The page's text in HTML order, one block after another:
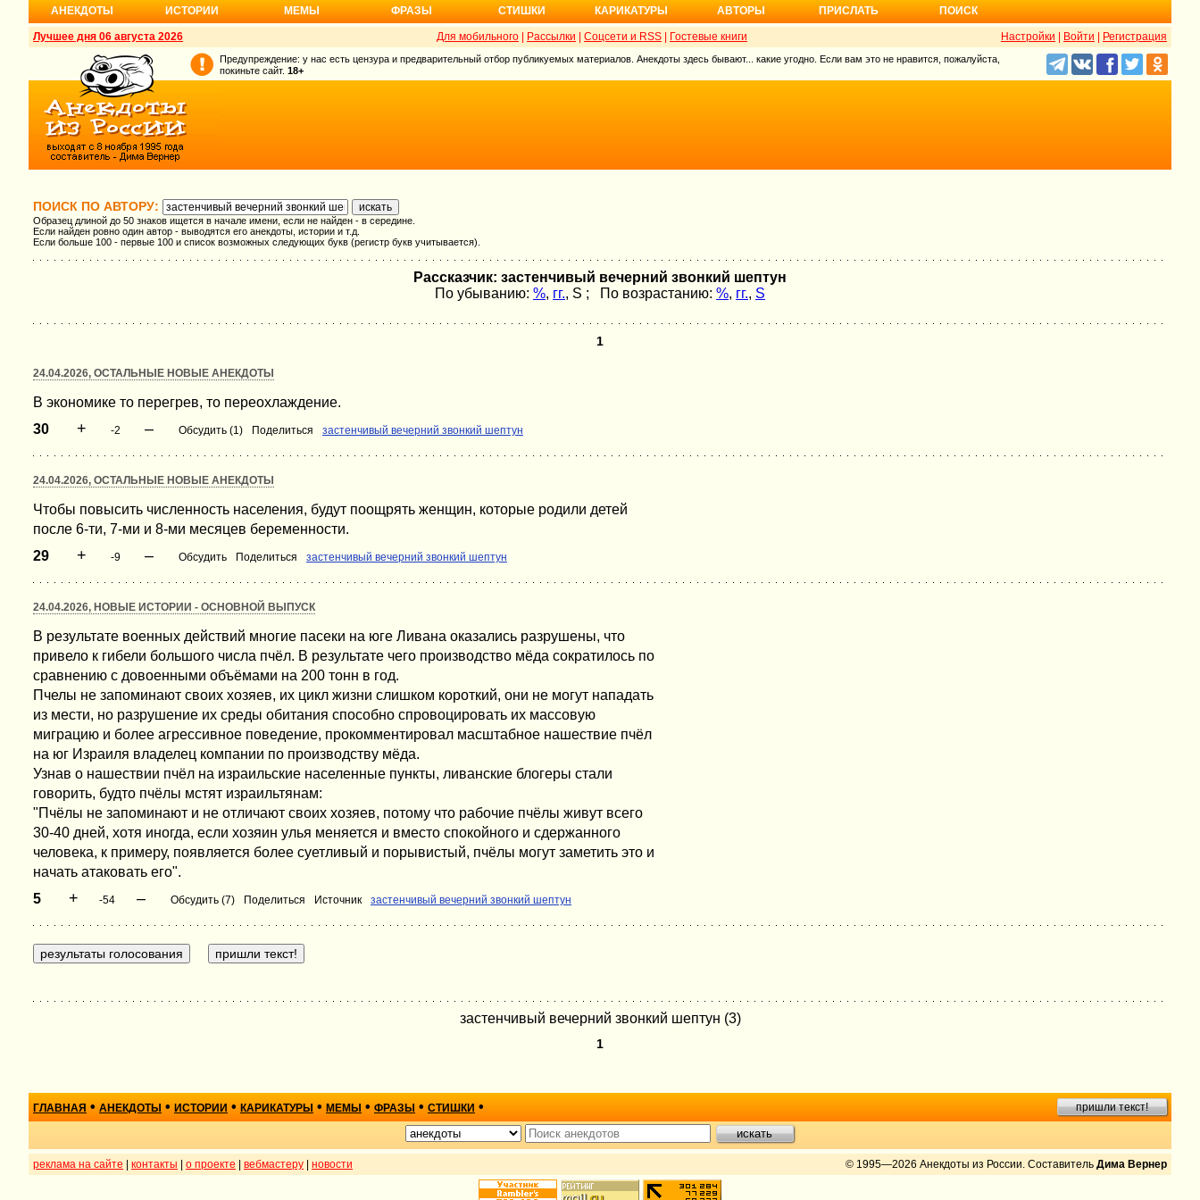
АНЕКДОТЫ ИСТОРИИ МЕМЫ ФРАЗЫ СТИШКИ КАРИКАТУРЫ АВТОРЫ ПРИСЛАТЬ ПОИСК
Лучшее дня 06 августа 2026 Настройки Войти Регистрация
Для мобильного Рассылки Соцсети и RSS Гостевые книги
Предупреждение: у нас есть цензура и предварительный отбор публикуемых материалов. Анекдоты здесь бывают... какие угодно. Если вам это не нравится, пожалуйста,
покиньте сайт. 18+
ПОИСК ПО АВТОРУ:
Образец длиной до 50 знаков ищется в начале имени, если не найден - в середине.
Если найден ровно один автор - выводятся его анекдоты, истории и т.д.
Если больше 100 - первые 100 и список возможных следующих букв (регистр букв учитывается).
Рассказчик: застенчивый вечерний звонкий шептун
По убыванию: %, гг., S ; По возрастанию: %, гг., S
1
24.04.2026, ОСТАЛЬНЫЕ НОВЫЕ АНЕКДОТЫ
В экономике то перегрев, то переохлаждение.
30
+ -2 – Обсудить (1) Поделиться застенчивый вечерний звонкий шептун
24.04.2026, ОСТАЛЬНЫЕ НОВЫЕ АНЕКДОТЫ
Чтобы повысить численность населения, будут поощрять женщин, которые родили детей
после 6-ти, 7-ми и 8-ми месяцев беременности.
29
+ -9 – Обсудить Поделиться застенчивый вечерний звонкий шептун
24.04.2026, НОВЫЕ ИСТОРИИ - ОСНОВНОЙ ВЫПУСК
В результате военных действий многие пасеки на юге Ливана оказались разрушены, что
привело к гибели большого числа пчёл. В результате чего производство мёда сократилось по
сравнению с довоенными объёмами на 200 тонн в год.
Пчелы не запоминают своих хозяев, их цикл жизни слишком короткий, они не могут нападать
из мести, но разрушение их среды обитания способно спровоцировать их массовую
миграцию и более агрессивное поведение, прокомментировал масштабное нашествие пчёл
на юг Израиля владелец компании по производству мёда.
Узнав о нашествии пчёл на израильские населенные пункты, ливанские блогеры стали
говорить, будто пчёлы мстят израильтянам:
"Пчёлы не запоминают и не отличают своих хозяев, потому что рабочие пчёлы живут всего
30-40 дней, хотя иногда, если хозяин улья меняется и вместо спокойного и сдержанного
человека, к примеру, появляется более суетливый и порывистый, пчёлы могут заметить это и
начать атаковать его".
5
+ -54 – Обсудить (7) Поделиться Источник застенчивый вечерний звонкий шептун
застенчивый вечерний звонкий шептун (3)
1
ГЛАВНАЯ • АНЕКДОТЫ • ИСТОРИИ • КАРИКАТУРЫ • МЕМЫ • ФРАЗЫ • СТИШКИ • пришли текст!
реклама на сайте контакты о проекте вебмастеру новости © 1995—2026 Анекдоты из России. Составитель Дима Вернер